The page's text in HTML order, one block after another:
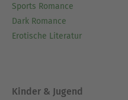
Sports Romance
Dark Romance
Erotische Literatur
Kinder & Jugend